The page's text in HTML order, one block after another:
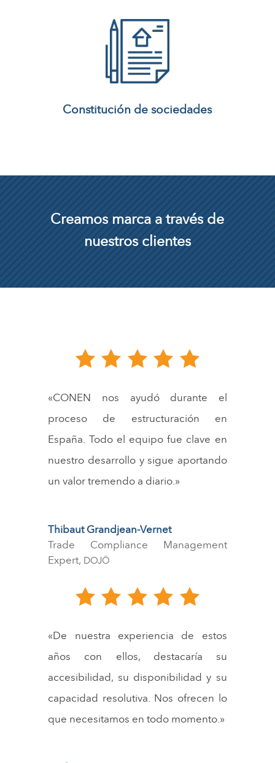
Constitución de sociedades
Creamos marca a través de
nuestros clientes
«CONEN nos ayudó durante el
proceso de estructuración en
España. Todo el equipo fue clave en
nuestro desarrollo y sigue aportando
un valor tremendo a diario.»
Thibaut Grandjean-Vernet
Trade Compliance Management
Expert, DOJÖ
«De nuestra experiencia de estos
años con ellos, destacaría su
accesibilidad, su disponibilidad y su
capacidad resolutiva. Nos ofrecen lo
que necesitamos en todo momento.»